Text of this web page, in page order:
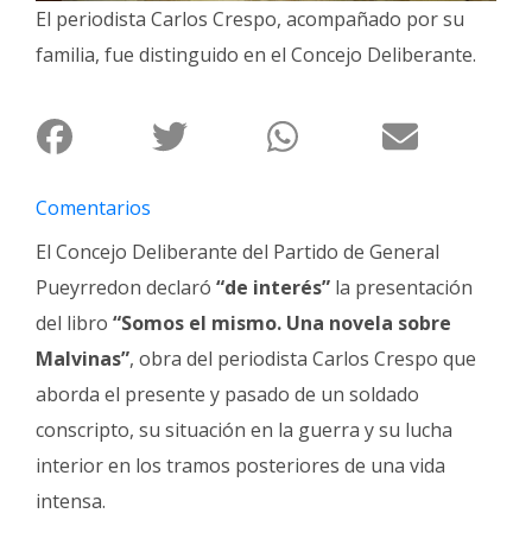
Espectáculos
Policiales
Fotos
Familia
Clasificados
Fúnebres
El periodista Carlos Crespo, acompañado por su
familia, fue distinguido en el Concejo Deliberante.
Comentarios
El Concejo Deliberante del Partido de General
Pueyrredon declaró “de interés” la presentación
del libro “Somos el mismo. Una novela sobre
Malvinas”, obra del periodista Carlos Crespo que
aborda el presente y pasado de un soldado
conscripto, su situación en la guerra y su lucha
interior en los tramos posteriores de una vida
intensa.